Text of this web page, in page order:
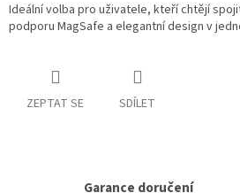
Ideální volba pro uživatele, kteří chtějí
podporu MagSafe a elegantní design v
ZEPTAT SE SDÍLET
Garance doručení